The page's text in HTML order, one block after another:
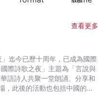
查看更多
迄今已歷十周年，已成為國際
際詩歌之夜」主題為「言說與
語詩人共聚一堂朗誦、分享和
，此後的活動也包括中國的十